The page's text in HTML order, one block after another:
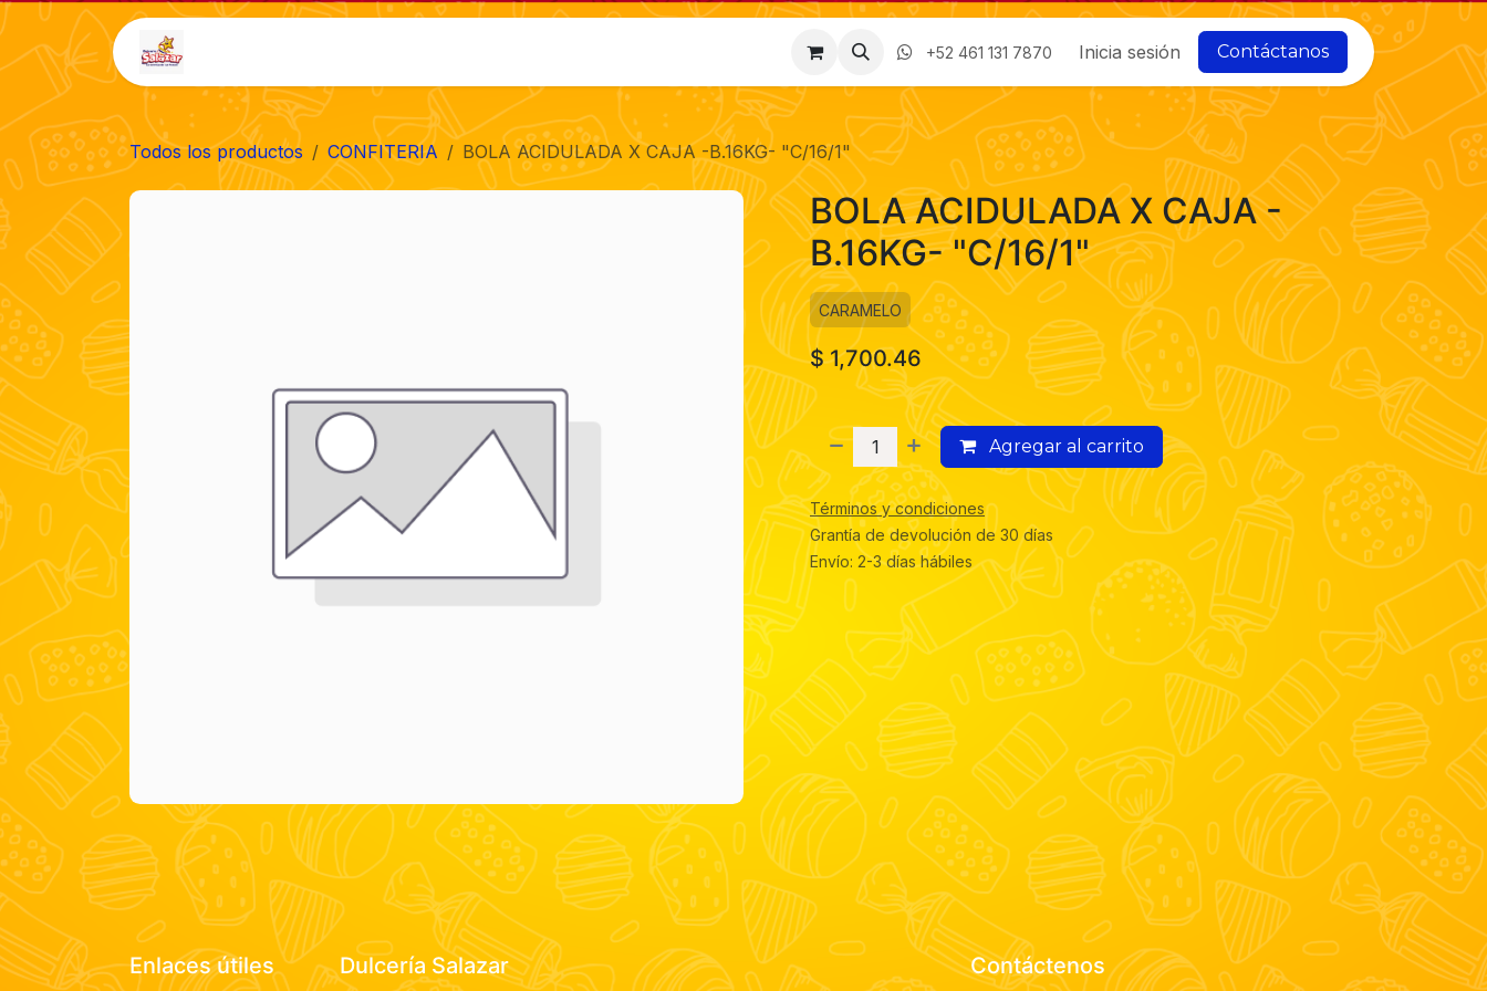
Ir al contenido
Contáctenos Nosotros
+52 461 131 7870 Inicia sesión Contáctanos
Todos los productos CONFITERIA BOLA ACIDULADA X CAJA -B.16KG- "C/16/1"
BOLA ACIDULADA X CAJA -
B.16KG- "C/16/1"
CARAMELO
$1,700.46
Agregar al carrito
Términos y condiciones
Grantía de devolución de 30 días
Envío: 2-3 días hábiles
Enlaces útiles Dulcería Salazar Contáctenos